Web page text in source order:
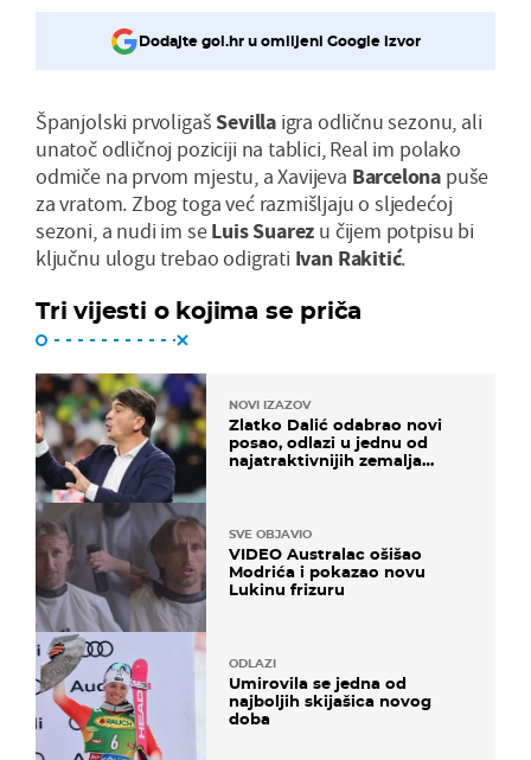
Dodajte gol.hr u omiljeni Google izvor
Španjolski prvoligaš Sevillaigra odličnu sezonu, ali
unatoč odličnoj poziciji na tablici, Real im polako
odmiče na prvom mjestu, a Xavijeva Barcelona puše
za vratom. Zbog toga već razmišljaju o sljedećoj
sezoni, a nudi im seLuisSuarez u čijem potpisu bi
ključnu ulogu trebao odigrati Ivan Rakitić.
Tri vijesti o kojima se priča
NOVI IZAZOV
Zlatko Dalić odabrao novi
posao, odlazi u jednu od
najatraktivnijih zemalja
SVE OBJAVIO
VIDEO Australac ošišao
Modrića i pokazao novu
Lukinu frizuru
ODLAZI
Umirovila se jedna od
najboljih skijašica novog
doba